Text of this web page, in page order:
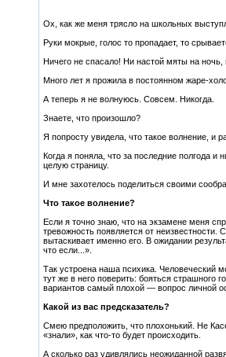
Ох, как же меня трясло на школьных
Руки мокрые, голос то пропадает, то
Ничего не спасало! Ни настой мяты на
Много лет я прожила в постоянном жаре-
А теперь я не волнуюсь. Совсем. Никогда.
Знаете, что произошло?
Я попросту увидела, что такое волнение, и
Когда я поняла, что за последние полгода
целую страницу.
И мне захотелось поделиться своими
Что такое волнение?
Если я точно знаю, что на экзамене меня
тревожность появляется от неизвестности.
вытаскивает именно его. В ожидании
что если...».
Так устроена наша психика. Человеческий
тут же в него поверить: бояться страшного
вариантов самый плохой — вопрос личной
Какой из вас предсказатель?
Смею предположить, что плохонький. Не
«знали», как что-то будет происходить.
А сколько раз удивлялись неожиданной